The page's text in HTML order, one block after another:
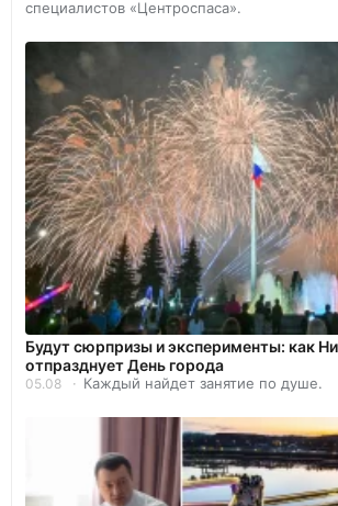
специалистов «Центроспаса».
Будут сюрпризы и эксперименты: как
отпразднует День города
05.08 Каждый найдет занятие по душе.